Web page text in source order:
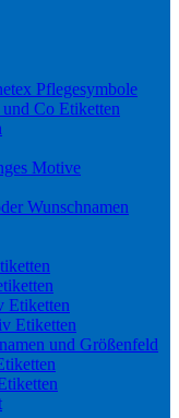
Pflegesymbole
Co Etiketten
Motive
Wunschnamen
Etiketten
Etiketten
und Größenfeld